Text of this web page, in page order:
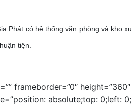
Phát có hệ thống văn phòng và kho
tiện.
frameborder=”0″
absolute;top: 0;left: